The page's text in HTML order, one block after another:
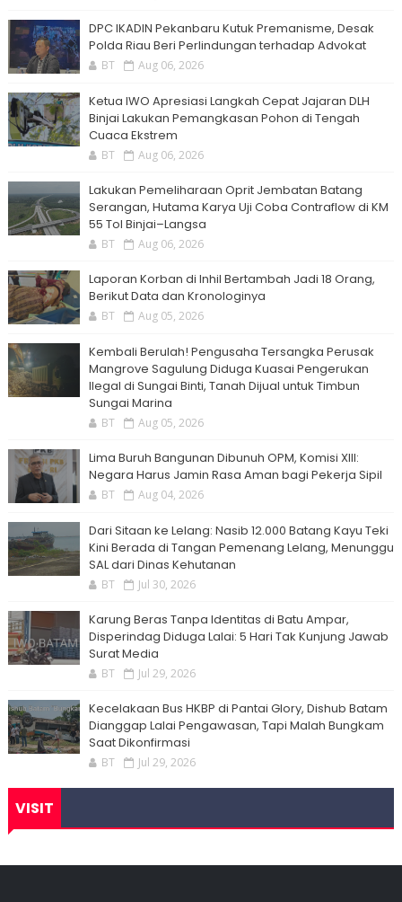
DPC IKADIN Pekanbaru Kutuk Premanisme, Desak
Polda Riau Beri Perlindungan terhadap Advokat
BT Aug 06, 2026
Ketua IWO Apresiasi Langkah Cepat Jajaran DLH
Binjai Lakukan Pemangkasan Pohon di Tengah
Cuaca Ekstrem
BT Aug 06, 2026
Lakukan Pemeliharaan Oprit Jembatan Batang
Serangan, Hutama Karya Uji Coba Contraflow di KM
55 Tol Binjai–Langsa
BT Aug 06, 2026
Laporan Korban di Inhil Bertambah Jadi 18 Orang,
Berikut Data dan Kronologinya
BT Aug 05, 2026
Kembali Berulah! Pengusaha Tersangka Perusak
Mangrove Sagulung Diduga Kuasai Pengerukan
Ilegal di Sungai Binti, Tanah Dijual untuk Timbun
Sungai Marina
BT Aug 05, 2026
Lima Buruh Bangunan Dibunuh OPM, Komisi XIII:
Negara Harus Jamin Rasa Aman bagi Pekerja Sipil
BT Aug 04, 2026
Dari Sitaan ke Lelang: Nasib 12.000 Batang Kayu Teki
Kini Berada di Tangan Pemenang Lelang, Menunggu
SAL dari Dinas Kehutanan
BT Jul 30, 2026
Karung Beras Tanpa Identitas di Batu Ampar,
Disperindag Diduga Lalai: 5 Hari Tak Kunjung Jawab
Surat Media
BT Jul 29, 2026
Kecelakaan Bus HKBP di Pantai Glory, Dishub Batam
Dianggap Lalai Pengawasan, Tapi Malah Bungkam
Saat Dikonfirmasi
BT Jul 29, 2026
VISIT